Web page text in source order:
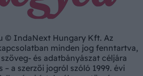
© IndaNext Hungary Kft. Az
minden jog fenntartva,
és adatbányászat céljára
– a szerzői jogról szóló 1999. évi